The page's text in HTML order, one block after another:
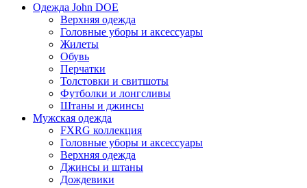
Одежда John DOE
Верхняя одежда
Головные уборы и аксессуары
Жилеты
Обувь
Перчатки
Толстовки и свитшоты
Футболки и лонгсливы
Штаны и джинсы
Мужская одежда
FXRG коллекция
Головные уборы и аксессуары
Верхняя одежда
Джинсы и штаны
Дождевики